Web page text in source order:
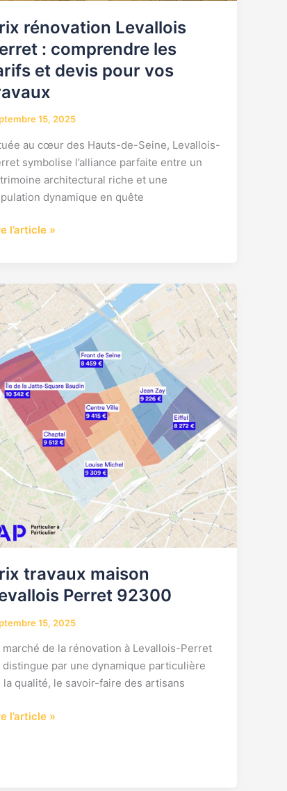
rénovation Levallois
: comprendre les
et devis pour vos
15, 2025
au cœur des Hauts-de-Seine, Levallois-
symbolise l’alliance parfaite entre un
architectural riche et une
dynamique en quête
l’article »
travaux maison
Perret 92300
15, 2025
marché de la rénovation à Levallois-Perret
distingue par une dynamique particulière
la qualité, le savoir-faire des artisans
l’article »